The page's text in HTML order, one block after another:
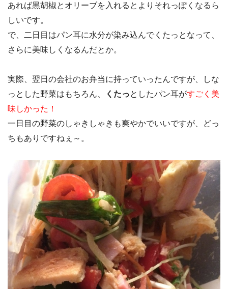
あれば黒胡椒とオリーブを入れるとよりそれっぽくなるら
しいです。
で、二日目はパン耳に水分が染み込んでくたっとなって、
さらに美味しくなるんだとか。
実際、翌日の会社のお弁当に持っていったんですが、しな
っとした野菜はもちろん、
くたっとしたパン耳がすごく美
味しかった！
一日目の野菜のしゃきしゃきも爽やかでいいですが、どっ
ちもありですねぇ～。